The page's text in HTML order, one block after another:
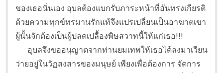
ของเธอนั่นเอง อุบลต้องแบกรับภาระหน้าที่อันทรงเกียรติ
ด้วยความทุกข์ทรมานรักแท้จึงแปรเปลี่ยนเป็นอาฆาตเขา
ผู้นั้นจักต้องเป็นผู้ปลดเปลื้องพิษสวาทนี้ให้แก่เธอ!!!
อุบลจึงขออนุญาตจากท่านยมเทพให้เธอได้ลงมาเวียน
ว่ายอยู่ในวัฏสงสารของมนุษย์ เพียงเพื่อต้องการ จัดการ